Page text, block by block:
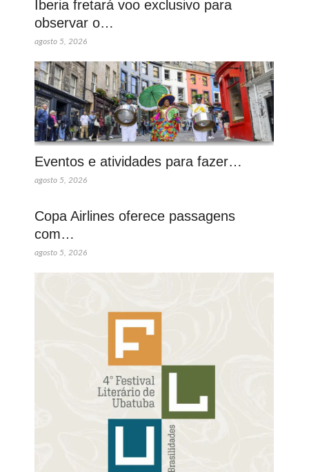
Iberia fretará voo exclusivo para
observar o…
agosto 5, 2026
Eventos e atividades para fazer…
agosto 5, 2026
Copa Airlines oferece passagens
com…
agosto 5, 2026